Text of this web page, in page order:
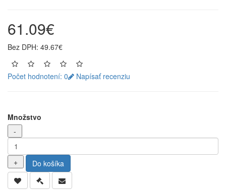
61.09€
Bez DPH: 49.67€
Počet hodnotení: 0 Napísať recenziu
Množstvo
Do košíka